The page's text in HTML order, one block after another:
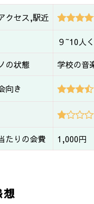
クセス,駅近
９~10人
の状態 学校の音
向き
たりの会費 1,000円
想